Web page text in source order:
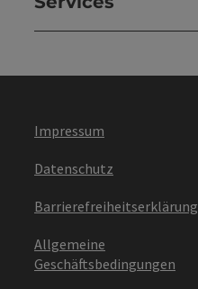
Impressum
Datenschutz
Barrierefreiheitserklärung
Allgemeine
Geschäftsbedingungen